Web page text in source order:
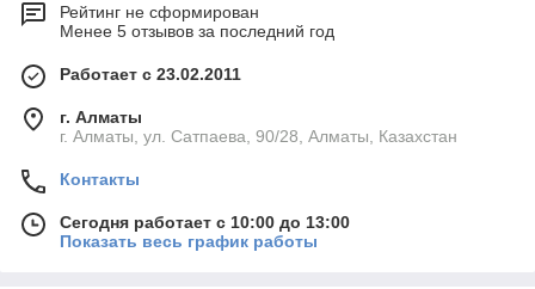
Рейтинг не сформирован
Менее 5 отзывов за последний год
Работает с 23.02.2011
г. Алматы
г. Алматы, ул. Сатпаева, 90/28, Алматы, Казахстан
Контакты
Сегодня работает с 10:00 до 13:00
Показать весь график работы